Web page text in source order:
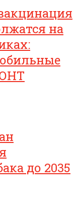
на
до 2035